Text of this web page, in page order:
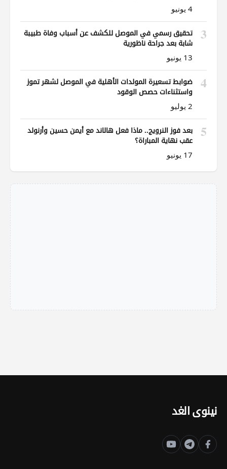
4 يونيو
3
تحقيق رسمي في الموصل للكشف عن أسباب وفاة طبيبة
شابة بعد جراحة ناظورية
13 يونيو
4
ضوابط تسعيرة المولدات الأهلية في الموصل لشهر تموز
واستثناءات حصص الوقود
2 يوليو
5
بعد فوز النرويج.. ماذا فعل هالاند مع أيمن حسين وأرنولد
عقب نهاية المباراة؟
17 يونيو
نينوى الغد